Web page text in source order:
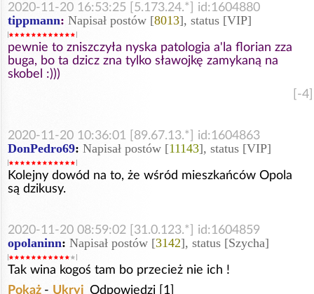
2020-11-20 16:53:25 [5.173.24.*] id:1604880
tippmann: Napisał postów [8013], status [VIP]
pewnie to zniszczyła nyska patologia a'la florian zza
buga, bo ta dzicz zna tylko sławojkę zamykaną na
skobel :)))
[-4]
2020-11-20 10:36:01 [89.67.13.*] id:1604863
DonPedro69: Napisał postów [11143], status [VIP]
Kolejny dowód na to, że wśród mieszkańców Opola
są dzikusy.
2020-11-20 08:59:02 [31.0.123.*] id:1604859
opolaninn: Napisał postów [3142], status [Szycha]
Tak wina kogoś tam bo przecież nie ich !
Pokaż - Ukryj Odpowiedzi [1]